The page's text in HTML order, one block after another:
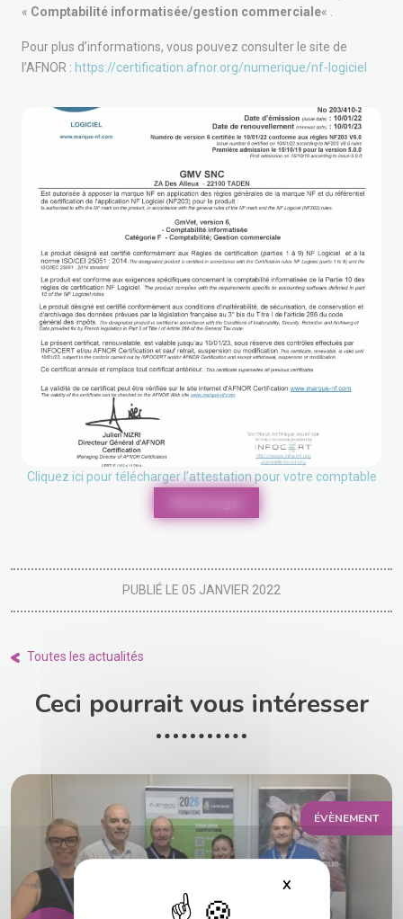
X Masquer le
« Comptabilité informatisée/gestion commerciale« .
Pour plus d’informations, vous pouvez consulter le site de
l’AFNOR : https://certification.afnor.org/numerique/nf-logiciel
Cliquez ici pour télécharger l’attestation pour votre comptable
PUBLIÉ LE 05 JANVIER 2022
Toutes les actualités
Ceci pourrait vous intéresser
ÉVÈNEMENT